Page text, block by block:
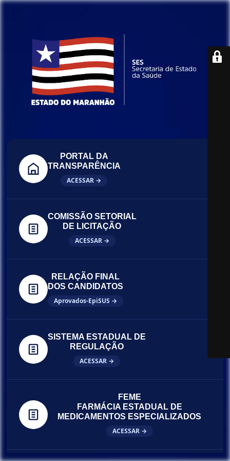
PORTAL DA
TRANSPARÊNCIA
ACESSAR →
COMISSÃO SETORIAL
DE LICITAÇÃO
ACESSAR →
RELAÇÃO FINAL
DOS CANDIDATOS
Aprovados-EpiSUS →
SISTEMA ESTADUAL DE
REGULAÇÃO
ACESSAR →
FEME
FARMÁCIA ESTADUAL DE
MEDICAMENTOS ESPECIALIZADOS
ACESSAR →